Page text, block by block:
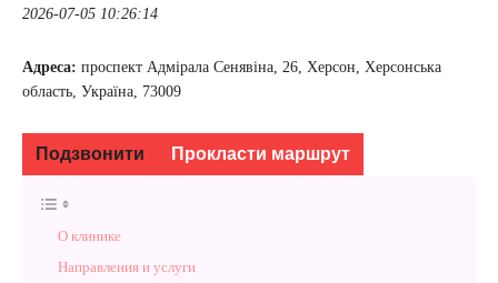
2026-07-05 10:26:14
Адреса: проспект Адмірала Сенявіна, 26, Херсон, Херсонська
область, Україна, 73009
Подзвонити Прокласти маршрут
О клинике
Направления и услуги